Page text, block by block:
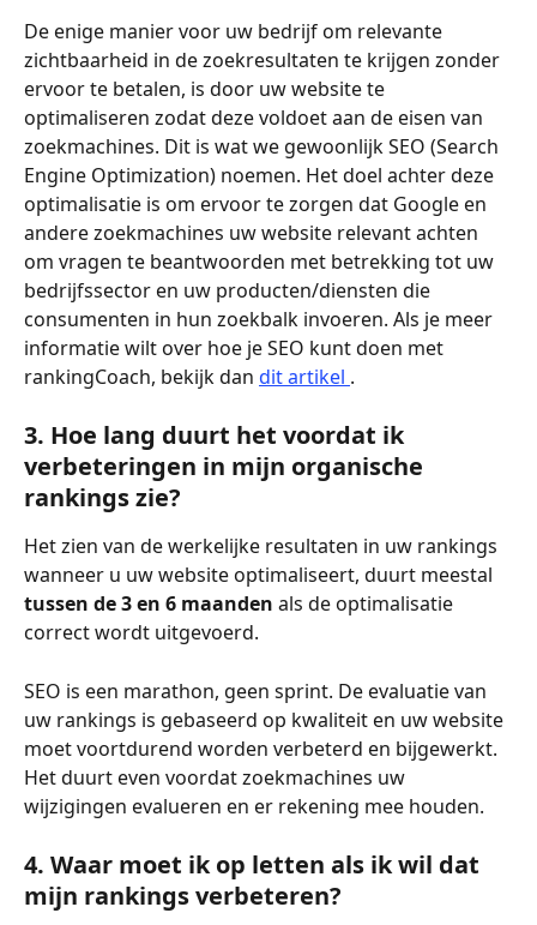
De enige manier voor uw bedrijf om relevante
zichtbaarheid in de zoekresultaten te krijgen zonder
ervoor te betalen, is door uw website te
optimaliseren zodat deze voldoet aan de eisen van
zoekmachines. Dit is wat we gewoonlijk SEO (Search
Engine Optimization) noemen. Het doel achter deze
optimalisatie is om ervoor te zorgen dat Google en
andere zoekmachines uw website relevant achten
om vragen te beantwoorden met betrekking tot uw
bedrijfssector en uw producten/diensten die
consumenten in hun zoekbalk invoeren. Als je meer
informatie wilt over hoe je SEO kunt doen met
rankingCoach, bekijk dan dit artikel .
3. Hoe lang duurt het voordat ik
verbeteringen in mijn organische
rankings zie?
Het zien van de werkelijke resultaten in uw rankings
wanneer u uw website optimaliseert, duurt meestal
tussen de 3 en 6 maanden als de optimalisatie
correct wordt uitgevoerd.
SEO is een marathon, geen sprint. De evaluatie van
uw rankings is gebaseerd op kwaliteit en uw website
moet voortdurend worden verbeterd en bijgewerkt.
Het duurt even voordat zoekmachines uw
wijzigingen evalueren en er rekening mee houden.
4. Waar moet ik op letten als ik wil dat
mijn rankings verbeteren?